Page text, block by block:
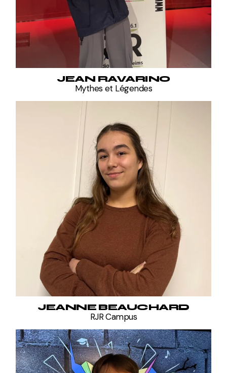
JEAN RAVARINO
Mythes et Légendes
JEANNE BEAUCHARD
RJR Campus